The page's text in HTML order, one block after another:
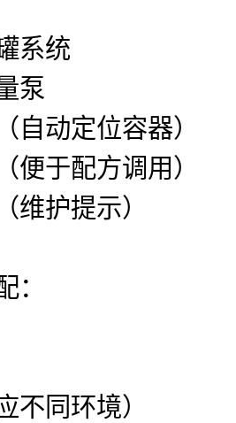
系统
泵
自动定位容器）
便于配方调用）
维护提示）
：
不同环境）